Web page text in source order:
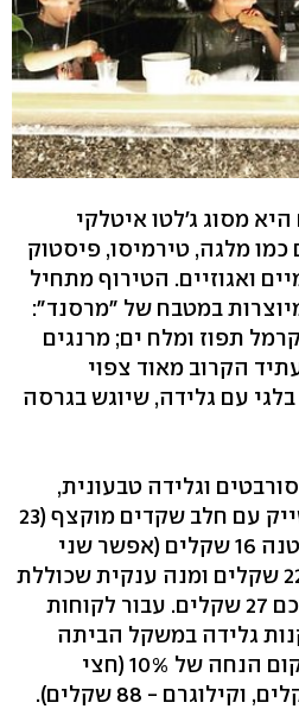
מסוג ג'לטו איטלקי
מלגה, טירמיסו, פיסטוק
ואגוזיים. הטירוף מתחיל
במטבח של "מרסנד":
תפוז ומלח ים; מרנגים
הקרוב מאוד צפוי
עם גלידה, שיוגש בגרסה
וגלידה טבעונית,
ממנה מכינים גם מילקשייק עם חלב שקדים מוקצף (23
שקלים). מחירים: מנה קטנה 16 שקלים (אפשר שני
טעמים), מנה בינונית - 22 שקלים ומנה ענקית שכוללת
ארבעה טעמים, תעלה לכם 27 שקלים. עבור לקוחות
גלידה במשקל הביתה
בסוף השבוע, ניתנת במקום הנחה של 10% (חצי